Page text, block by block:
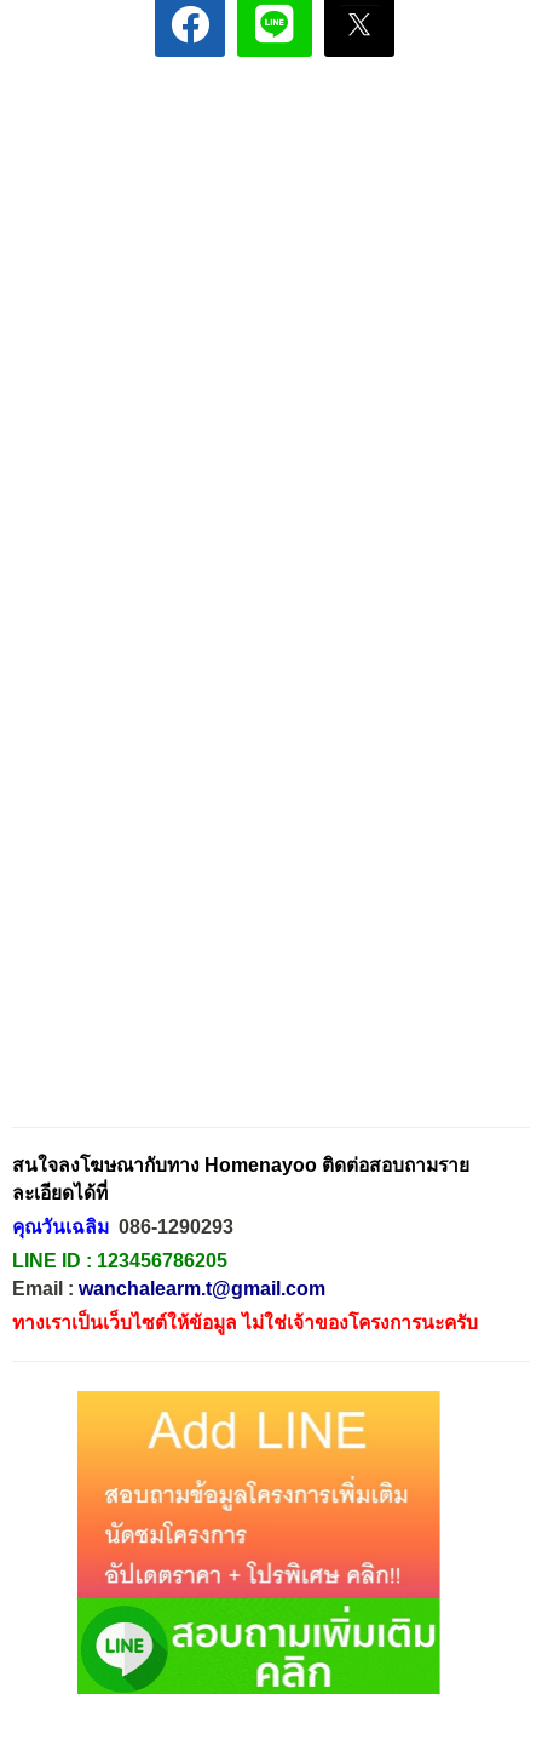
สนใจลงโฆษณากับทาง Homenayoo ติดต่อสอบถามราย
ละเอียดได้ที่
คุณวันเฉลิม 086-1290293
LINE ID : 123456786205
Email : wanchalearm.t@gmail.com
ทางเราเป็นเว็บไซต์ให้ข้อมูล ไม่ใช่เจ้าของโครงการนะครับ